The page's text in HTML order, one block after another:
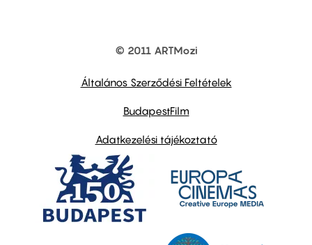
© 2011 ARTMozi
Általános Szerződési Feltételek
BudapestFilm
Adatkezelési tájékoztató